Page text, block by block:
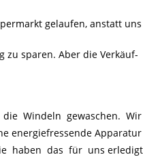
gelaufen, anstatt uns
zu sparen. Aber die Verkäuf-
Windeln gewaschen. Wir
energiefressende Apparatur
haben das für uns